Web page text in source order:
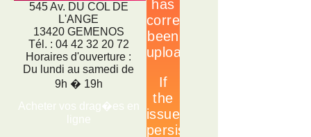
545 Av. DU COL DE
L'ANGE
13420 GEMENOS
Tél. : 04 42 32 20 72
Horaires d'ouverture :
Du lundi au samedi de
9h � 19h
Acheter vos drag�es en
ligne